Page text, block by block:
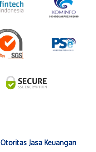
Otoritas Jasa Keuangan